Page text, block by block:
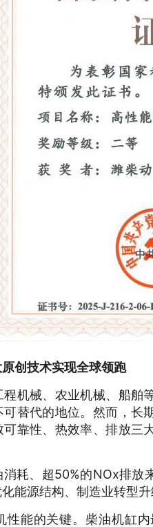
创技术实现全球领跑
机械、农业机械、船舶
替代的地位。然而，长
靠性、热效率、排放三
耗、超50%的NOx排放
能源结构、制造业转型
性能的关键。柴油机缸